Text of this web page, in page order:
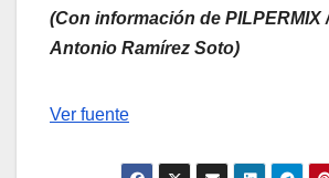
(Con información de PILPERMIX
Antonio Ramírez Soto)
Navegación
Ver fuente